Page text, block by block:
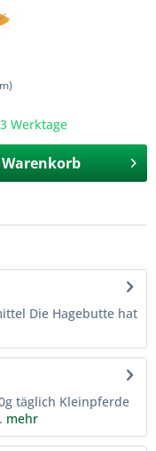
Werktage
Warenkorb
Die Hagebutte hat
täglich Kleinpferde
mehr